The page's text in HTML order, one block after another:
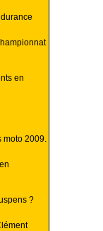
en
moto 2009.
?